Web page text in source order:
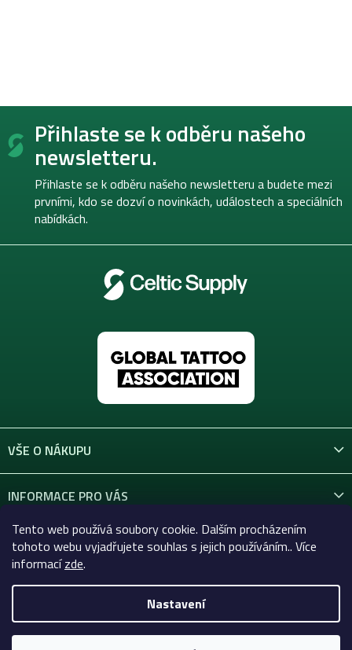
Tento web používá soubory cookie. Dalším procházením
tohoto webu vyjadřujete souhlas s jejich používáním.. Více
informacízde.
Nastavení
Z
Přihlaste se k odběru našeho
newsletteru.
Přihlaste se k odběru našeho newsletteru a budete mezi
prvními, kdo se dozví o novinkách, událostech a speciálních
nabídkách.
VŠE O NÁKUPU
INFORMACE PRO VÁS
KONTAKT
Copyright 2026Celtic-Supply.cz | Vše pro tetování a
permanentní makeup. Všechna práva vyhrazena.